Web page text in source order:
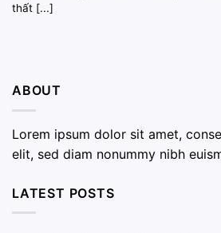
thất [...]
ABOUT
Lorem ipsum dolor sit amet,
elit, sed diam nonummy nibh
LATEST POSTS